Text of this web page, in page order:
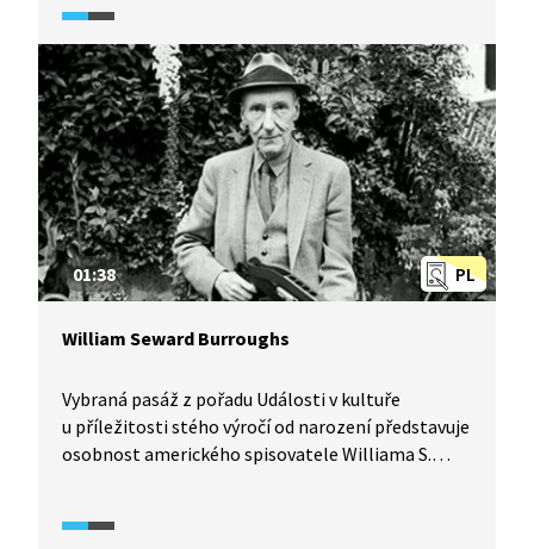
PL
01:38
William Seward Burroughs
Vybraná pasáž z pořadu Události v kultuře
u příležitosti stého výročí od narození představuje
osobnost amerického spisovatele Williama S.
o komentář Allena Ginsberga a překladatele